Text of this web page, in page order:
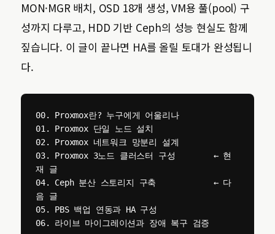
MON·MGR 배치, OSD 18개 생성, VM용 풀(pool) 구
성까지 다루고, HDD 기반 Ceph의 성능 현실도 함께
짚습니다. 이 글이 끝나면 HA를 올릴 토대가 완성됩니
다.
00. Proxmox란? 누구에게 어울리나
01. Proxmox 단일 노드 설치
02. Proxmox 네트워크 망분리 설계
03. Proxmox 3노드 클러스터 구성        ← 현
재 글
04. Ceph 분산 스토리지 구축            ← 다
음 글
05. PBS 백업 연동과 HA 구성
06. 라이브 마이그레이션과 장애 복구 검증